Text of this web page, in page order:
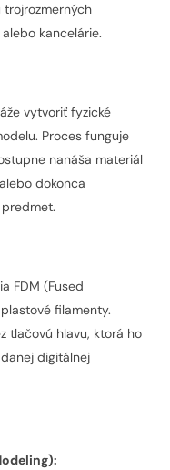
kancelárie.
vytvoriť fyzické
Proces funguje
nanáša materiál
dokonca
FDM (Fused
filamenty.
tlačovú hlavu, ktorá ho
digitálnej